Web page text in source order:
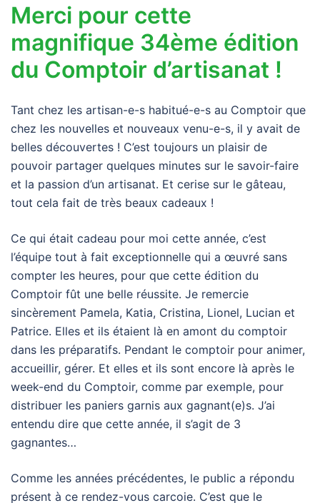
Merci pour cette
magnifique 34ème édition
du Comptoir d’artisanat !
Tant chez les artisan-e-s habitué-e-s au Comptoir que
chez les nouvelles et nouveaux venu-e-s, il y avait de
belles découvertes ! C’est toujours un plaisir de
pouvoir partager quelques minutes sur le savoir-faire
et la passion d’un artisanat. Et cerise sur le gâteau,
tout cela fait de très beaux cadeaux !
Ce qui était cadeau pour moi cette année, c’est
l’équipe tout à fait exceptionnelle qui a œuvré sans
compter les heures, pour que cette édition du
Comptoir fût une belle réussite. Je remercie
sincèrement Pamela, Katia, Cristina, Lionel, Lucian et
Patrice. Elles et ils étaient là en amont du comptoir
dans les préparatifs. Pendant le comptoir pour animer,
accueillir, gérer. Et elles et ils sont encore là après le
week-end du Comptoir, comme par exemple, pour
distribuer les paniers garnis aux gagnant(e)s. J’ai
entendu dire que cette année, il s’agit de 3
gagnantes…
Comme les années précédentes, le public a répondu
présent à ce rendez-vous carcoie. C’est que le